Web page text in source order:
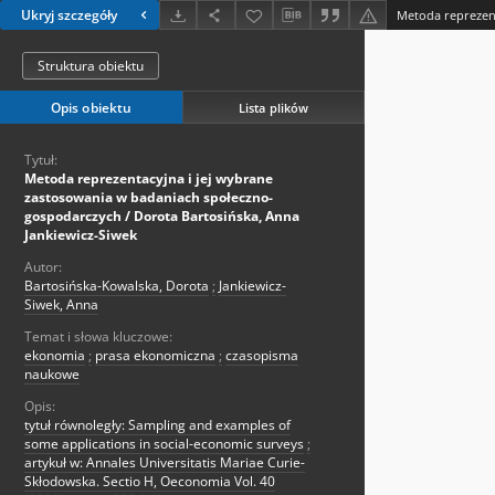
Ukryj szczegóły
Struktura obiektu
Opis obiektu Lista plików
Tytuł:
Metoda reprezentacyjna i jej wybrane
zastosowania w badaniach społeczno-
gospodarczych / Dorota Bartosińska, Anna
Jankiewicz-Siwek
Autor:
Bartosińska-Kowalska, Dorota ; Jankiewicz-
Siwek, Anna
Temat i słowa kluczowe:
ekonomia ; prasa ekonomiczna ; czasopisma
naukowe
Opis:
tytuł równoległy: Sampling and examples of
some applications in social-economic surveys ;
artykuł w: Annales Universitatis Mariae Curie-
Skłodowska. Sectio H, Oeconomia Vol. 40